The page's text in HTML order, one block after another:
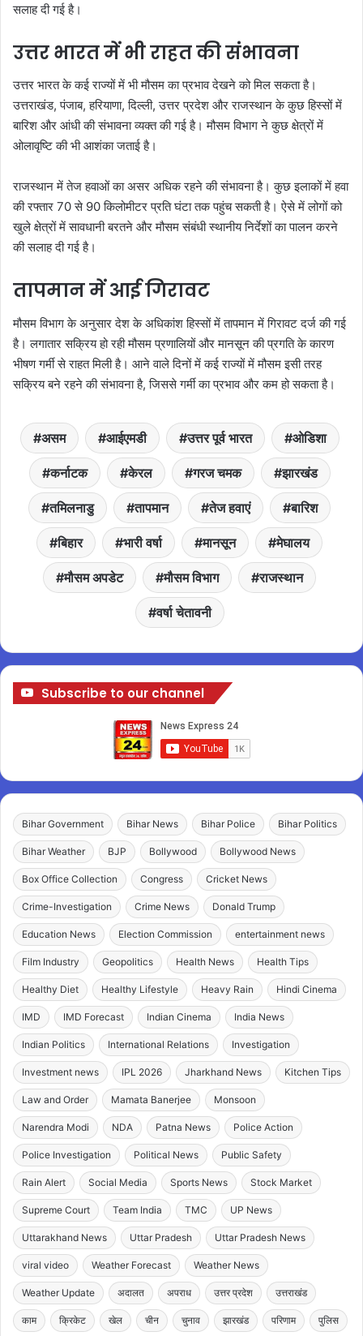
सलाह दी गई है।
उत्तर भारत में भी राहत की संभावना
उत्तर भारत के कई राज्यों में भी मौसम का प्रभाव देखने को मिल सकता है।
उत्तराखंड, पंजाब, हरियाणा, दिल्ली, उत्तर प्रदेश और राजस्थान के कुछ हिस्सों में
बारिश और आंधी की संभावना व्यक्त की गई है। मौसम विभाग ने कुछ क्षेत्रों में
ओलावृष्टि की भी आशंका जताई है।
राजस्थान में तेज हवाओं का असर अधिक रहने की संभावना है। कुछ इलाकों में हवा
की रफ्तार 70 से 90 किलोमीटर प्रति घंटा तक पहुंच सकती है। ऐसे में लोगों को
खुले क्षेत्रों में सावधानी बरतने और मौसम संबंधी स्थानीय निर्देशों का पालन करने
की सलाह दी गई है।
तापमान में आई गिरावट
मौसम विभाग के अनुसार देश के अधिकांश हिस्सों में तापमान में गिरावट दर्ज की गई
है। लगातार सक्रिय हो रही मौसम प्रणालियों और मानसून की प्रगति के कारण
भीषण गर्मी से राहत मिली है। आने वाले दिनों में कई राज्यों में मौसम इसी तरह
सक्रिय बने रहने की संभावना है, जिससे गर्मी का प्रभाव और कम हो सकता है।
असम आईएमडी उत्तर पूर्व भारत ओडिशा
कर्नाटक केरल गरज चमक झारखंड
तमिलनाडु तापमान तेज हवाएं बारिश
बिहार भारी वर्षा मानसून मेघालय
मौसम अपडेट मौसम विभाग राजस्थान
वर्षा चेतावनी
Subscribe to our channel
Bihar Government Bihar News Bihar Police Bihar Politics
Bihar Weather BJP Bollywood Bollywood News
Box Office Collection Congress Cricket News
Crime-Investigation Crime News Donald Trump
Education News Election Commission entertainment news
Film Industry Geopolitics Health News Health Tips
Healthy Diet Healthy Lifestyle Heavy Rain Hindi Cinema
IMD IMD Forecast Indian Cinema India News
Indian Politics International Relations Investigation
Investment news IPL 2026 Jharkhand News Kitchen Tips
Law and Order Mamata Banerjee Monsoon
Narendra Modi NDA Patna News Police Action
Police Investigation Political News Public Safety
Rain Alert Social Media Sports News Stock Market
Supreme Court Team India TMC UP News
Uttarakhand News Uttar Pradesh Uttar Pradesh News
viral video Weather Forecast Weather News
Weather Update अदालत अपराध उत्तर प्रदेश उत्तराखंड
काम क्रिकेट खेल चीन चुनाव झारखंड परिणाम पुलिस